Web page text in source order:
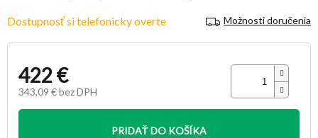
Dostupnosť si telefonicky overte Možnosti doručenia
422 €
343,09 € bez DPH
Jednotková
PRIDAŤ DO KOŠÍKA